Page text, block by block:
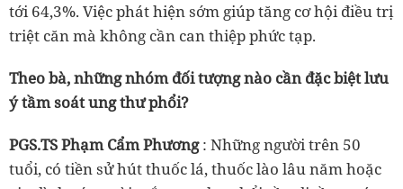
tới 64,3%. Việc phát hiện sớm giúp tăng cơ hội điều trị
triệt căn mà không cần can thiệp phức tạp.
Theo bà, những nhóm đối tượng nào cần đặc biệt lưu
ý tầm soát ung thư phổi?
PGS.TS Phạm Cẩm Phương: Những người trên 50
tuổi, có tiền sử hút thuốc lá, thuốc lào lâu năm hoặc